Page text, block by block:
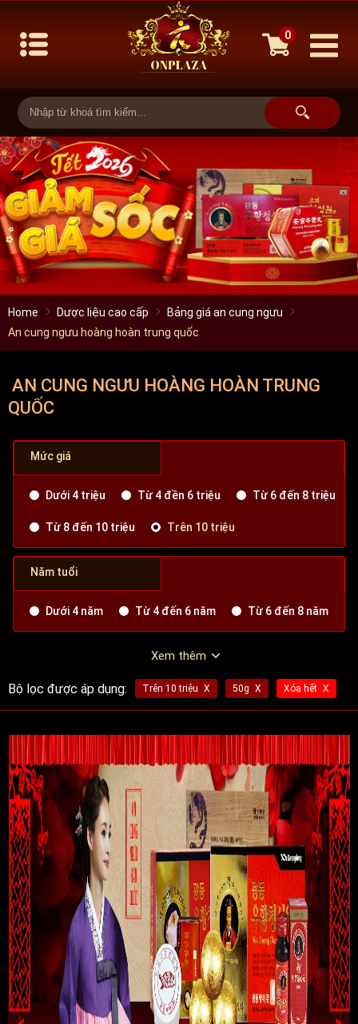
0
Home Dược liệu cao cấp
Bảng giá an cung ngưu
An cung ngưu hoàng hoàn trung quốc
AN CUNG NGƯU HOÀNG HOÀN TRUNG
QUỐC
Mức giá
Dưới 4 triệu Từ 4 đền 6 triệu Từ 6 đến 8 triệu
Từ 8 đến 10 triệu Trên 10 triệu
Năm tuổi
Dưới 4 năm Từ 4 đến 6 năm Từ 6 đến 8 năm
Xem thêm
Bộ lọc được áp dụng: Trên 10 triệu 50g Xóa hết